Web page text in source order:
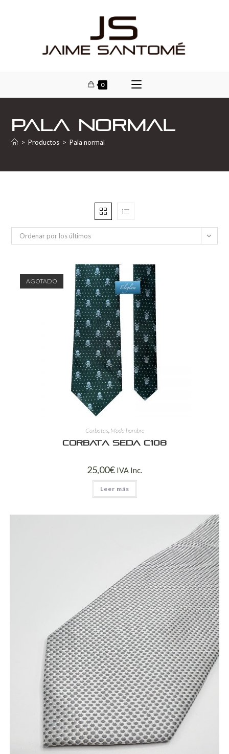
0
Pala normal
> Productos > Pala normal
Ordenar por los últimos
AGOTADO
Corbatas, Moda hombre
Corbata Seda C108
25,00€ IVA Inc.
Leer más